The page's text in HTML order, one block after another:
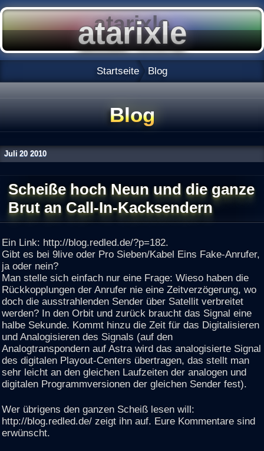
Startseite Blog
Blog
Juli 20 2010
Scheiße hoch Neun und die ganze
Brut an Call-In-Kacksendern
Ein Link: http://blog.redled.de/?p=182.
Gibt es bei 9live oder Pro Sieben/Kabel Eins Fake-Anrufer,
ja oder nein?
Man stelle sich einfach nur eine Frage: Wieso haben die
Rückkopplungen der Anrufer nie eine Zeitverzögerung, wo
doch die ausstrahlenden Sender über Satellit verbreitet
werden? In den Orbit und zurück braucht das Signal eine
halbe Sekunde. Kommt hinzu die Zeit für das Digitalisieren
und Analogisieren des Signals (auf den
Analogtranspondern auf Astra wird das analogisierte Signal
des digitalen Playout-Centers übertragen, das stellt man
sehr leicht an den gleichen Laufzeiten der analogen und
digitalen Programmversionen der gleichen Sender fest).
Wer übrigens den ganzen Scheiß lesen will:
http://blog.redled.de/ zeigt ihn auf. Eure Kommentare sind
erwünscht.